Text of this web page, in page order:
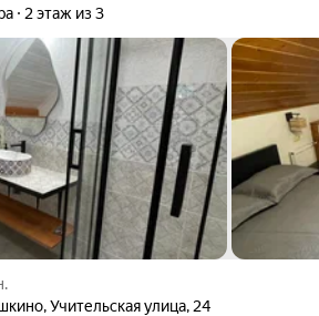
2 этаж из 3
,Учительская улица, 24